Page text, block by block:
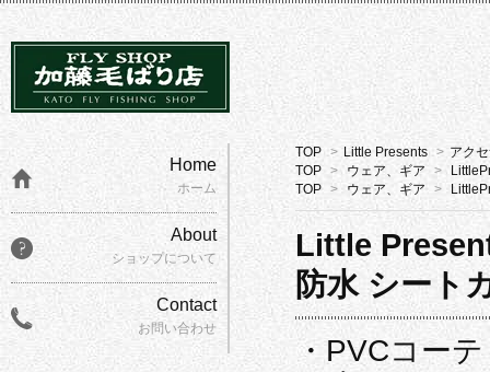
TOP > Little Presents > アク
TOP > ウェア、ギア >
TOP > ウェア、ギア >
Little
防水 シート
・PVCコー
Home
ホーム
About
ショップについて
Contact
お問い合わせ